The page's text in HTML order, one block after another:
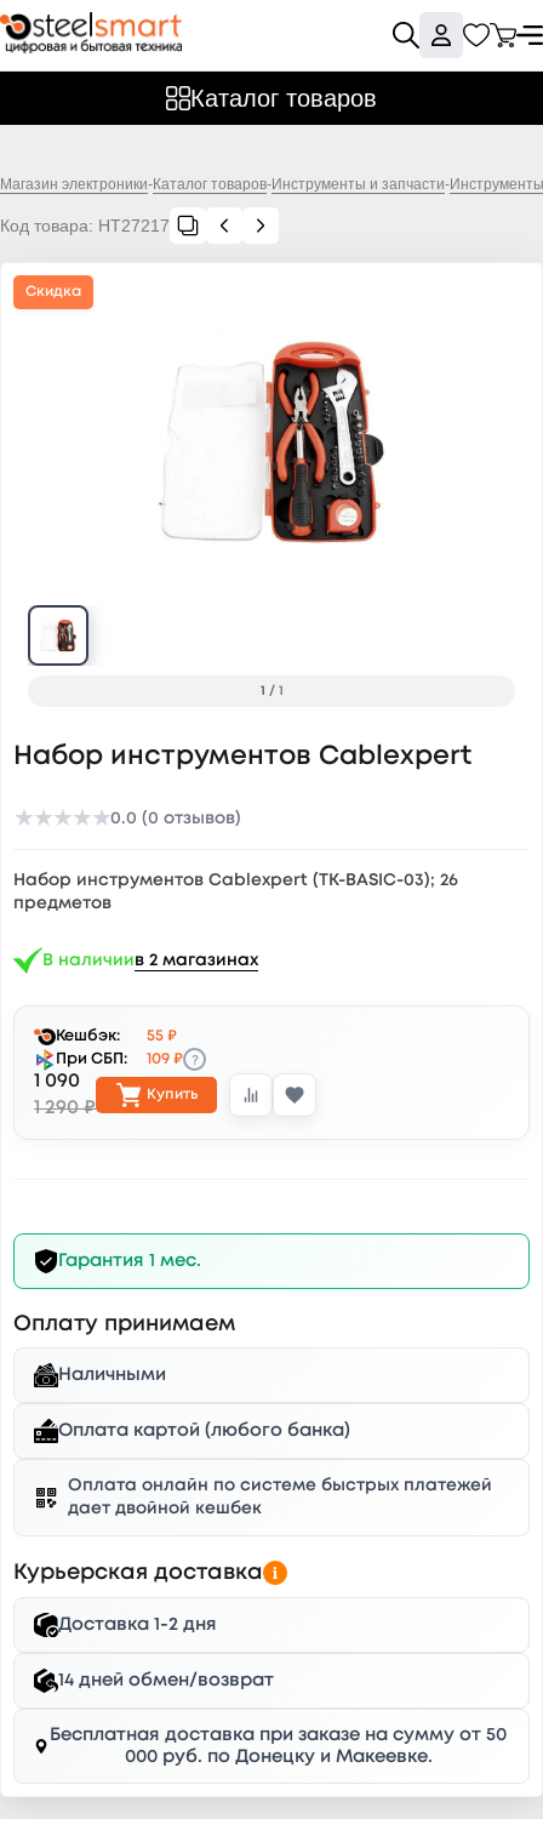
Каталог товаров
Магазин электроники-Каталог товаров-Инструменты и запчасти-
Код товара: НТ27217
Скидка
1 / 1
Набор инструментов Cablexpert
★★★★★0.0 (0 отзывов)
Набор инструментов Cablexpert (TK-BASIC-03); 26
предметов
В наличиив 2 магазинах
Кешбэк:
55 ₽
При СБП:
109 ₽ ?
1 090
1 290 ₽
Купить
Гарантия 1 мес.
Оплату принимаем
Наличными
Оплата картой (любого банка)
Оплата онлайн по системе быстрых платежей
дает двойной кешбек
Курьерская доставка
Доставка 1-2 дня
14 дней обмен/возврат
Бесплатная доставка при заказе на сумму от 50
000 руб. по Донецку и Макеевке.